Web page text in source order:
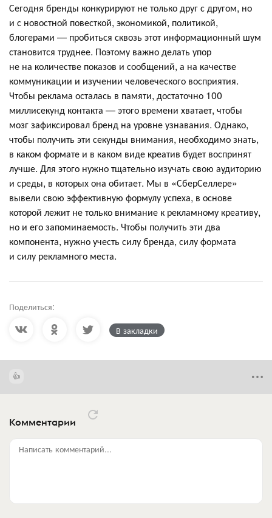
Сегодня бренды конкурируют не только друг с другом, но
и с новостной повесткой, экономикой, политикой,
блогерами — пробиться сквозь этот информационный шум
становится труднее. Поэтому важно делать упор
не на количестве показов и сообщений, а на качестве
коммуникации и изучении человеческого восприятия.
Чтобы реклама осталась в памяти, достаточно 100
миллисекунд контакта — этого времени хватает, чтобы
мозг зафиксировал бренд на уровне узнавания. Однако,
чтобы получить эти секунды внимания, необходимо знать,
в каком формате и в каком виде креатив будет воспринят
лучше. Для этого нужно тщательно изучать свою аудиторию
и среды, в которых она обитает. Мы в «СберСеллере»
вывели свою эффективную формулу успеха, в основе
которой лежит не только внимание к рекламному креативу,
но и его запоминаемость. Чтобы получить эти два
компонента, нужно учесть силу бренда, силу формата
и силу рекламного места.
Поделиться:
В закладки
Комментарии
Написать комментарий...